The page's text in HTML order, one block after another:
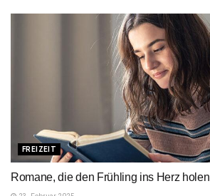
FREIZEIT
Romane, die den Frühling ins Herz holen